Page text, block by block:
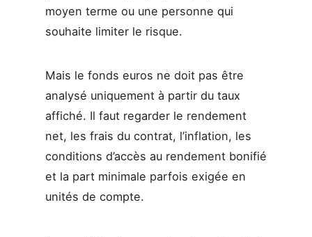
moyen terme ou une personne qui
souhaite limiter le risque.
Mais le fonds euros ne doit pas être
analysé uniquement à partir du taux
affiché. Il faut regarder le rendement
net, les frais du contrat, l’inflation, les
conditions d’accès au rendement bonifié
et la part minimale parfois exigée en
unités de compte.